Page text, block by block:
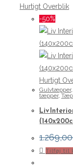
Hurtigt Overblik
-50%
Hurtigt
Gulvtæpper,
tæpper,
Liv
Tilføj til